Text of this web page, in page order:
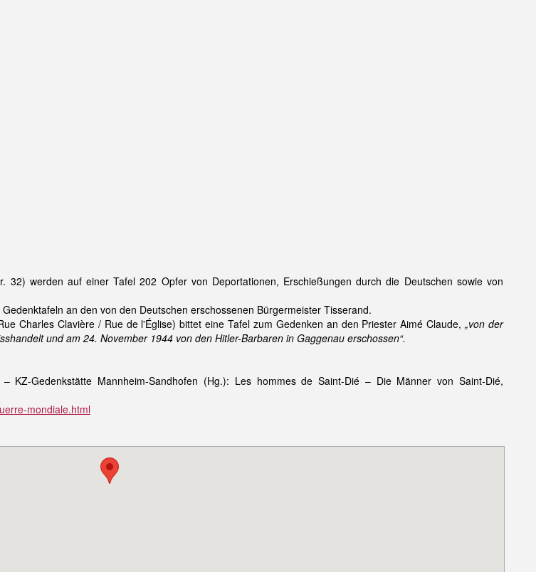
32) werden auf einer Tafel 202 Opfer von Deportationen, Erschießungen durch die Deutschen sowie von
an den von den Deutschen erschossenen Bürgermeister Tisserand.
Charles Clavière / Rue de l'Église) bittet eine Tafel zum Gedenken an den Priester Aimé Claude,„von der
und am 24. November 1944 von den Hitler-Barbaren in Gaggenau erschossen“.
KZ-Gedenkstätte Mannheim-Sandhofen (Hg.): Les hommes de Saint-Dié – Die Männer von Saint-Dié,
mondiale.html